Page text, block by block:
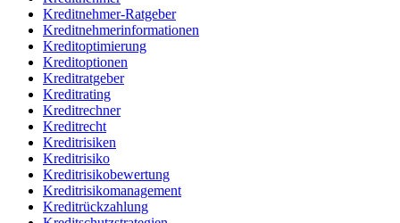
Kreditnehmer-Ratgeber
Kreditnehmerinformationen
Kreditoptimierung
Kreditoptionen
Kreditratgeber
Kreditrating
Kreditrechner
Kreditrecht
Kreditrisiken
Kreditrisiko
Kreditrisikobewertung
Kreditrisikomanagement
Kreditrückzahlung